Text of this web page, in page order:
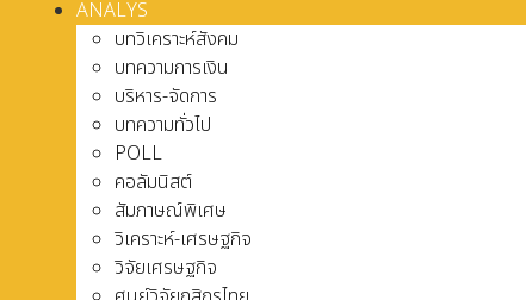
ANALYS
บทวิเคราะห์สังคม
บทความการเงิน
บริหาร-จัดการ
บทความทั่วไป
POLL
คอลัมนิสต์
สัมภาษณ์พิเศษ
วิเคราะห์-เศรษฐกิจ
วิจัยเศรษฐกิจ